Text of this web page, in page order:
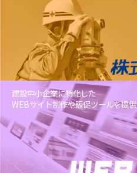
建設中小企業に特化した
WEBサイト制作や販促ツールを提供